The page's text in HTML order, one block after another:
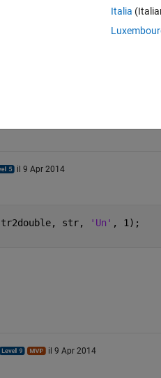
il 9 Apr 2014
str, 'Un' , 1);
il 9 Apr 2014
Italia